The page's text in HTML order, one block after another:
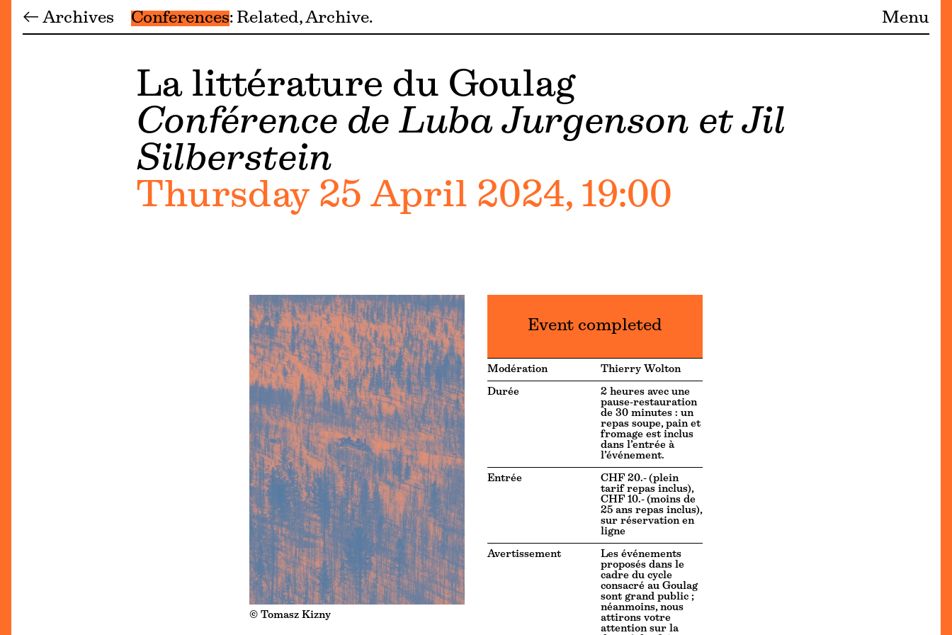
← Archives Conferences Related Archive Menu
La littérature du Goulag
Conférence de Luba Jurgenson et Jil
Silberstein
Thursday 25 April 2024, 19:00
© Tomasz Kizny
Event completed
Modération Thierry Wolton
Durée
2 heures avec une
pause-restauration
de 30 minutes : un
repas soupe, pain et
fromage est inclus
dans l’entrée à
l’événement.
Entrée
CHF 20.- (plein
tarif repas inclus),
CHF 10.- (moins de
25 ans repas inclus),
sur réservation en
ligne
Avertissement
Les événements
proposés dans le
cadre du cycle
consacré au Goulag
sont grand public ;
néanmoins, nous
attirons votre
attention sur la